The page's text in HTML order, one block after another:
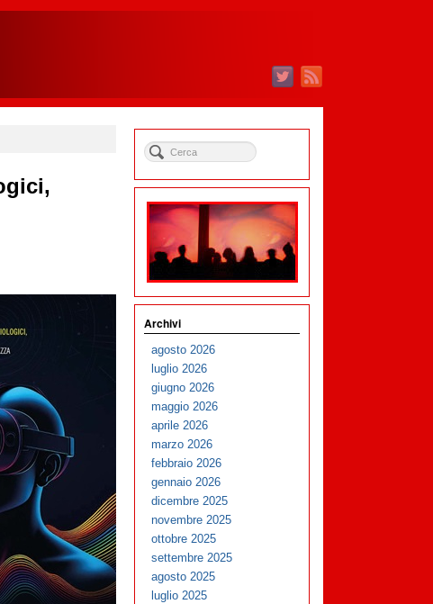
Archivi
agosto 2026
luglio 2026
giugno 2026
maggio 2026
aprile 2026
marzo 2026
febbraio 2026
gennaio 2026
dicembre 2025
novembre 2025
ottobre 2025
settembre 2025
agosto 2025
luglio 2025